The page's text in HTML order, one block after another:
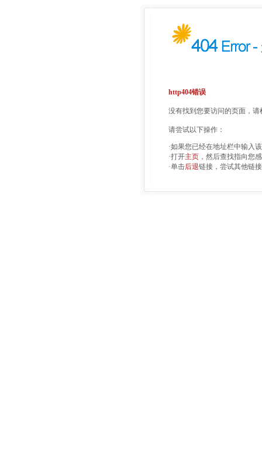
http404错误
没有找到您要访问的页面，
请尝试以下操作：
·如果您已经在地址栏中输入
·打开主页 ，然后查找指向您
·单击后退链接，尝试其他链